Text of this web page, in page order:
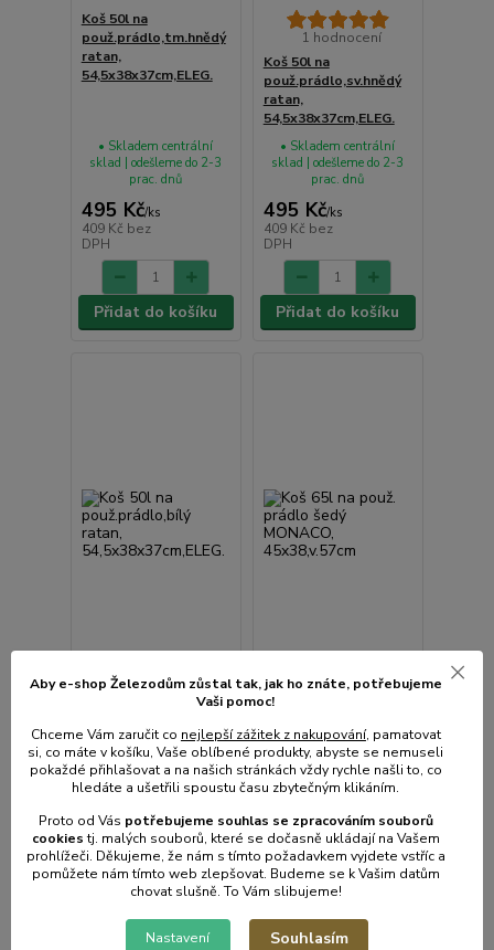
Koš 50l na
použ.prádlo,tm.hnědý
ratan,
54,5x38x37cm,ELEG.
495 Kč/ks
409 Kč bez
DPH
• Skladem centrální
sklad | odešleme do 2-3
prac. dnů
Přidat do košíku
1 hodnocení
Koš 50l na
použ.prádlo,sv.hnědý
ratan,
54,5x38x37cm,ELEG.
495 Kč/ks
409 Kč bez
DPH
• Skladem centrální
sklad | odešleme do 2-3
prac. dnů
Přidat do košíku
54,5x38x37cm,ELEG.
495 Kč/ ks
409 Kčbez
DPH
• Skladem centrální
sklad | odešleme do 2-3
Přidat do košíku
Koš 65l na použ.
45x38,v.57cm
455 Kč/ ks
376 Kčbez
DPH
• Skladem centrální
sklad | odešleme do 2-3
Přidat do košíku
Aby e-shop Železodům zůstal tak, jak ho znáte, potřebujeme
Vaši pomoc!
Chceme Vám zaručit co nejlepší zážitek z nakupování, pamatovat
si, co máte v košíku, Vaše oblíbené produkty, abyste se nemuseli
pokaždé přihlašovat a na našich stránkách vždy rychle našli to, co
hledáte a ušetřili spoustu času zbytečným klikáním.
Proto od Vás potřebujeme souhlas se zpracováním souborů
cookiestj. malých souborů, které se dočasně ukládají na Vašem
prohlížeči. Děkujeme, že nám s tímto požadavkem vyjdete vstříc a
pomůžete nám tímto web zlepšovat. Budeme se k Vašim datům
chovat slušně. To Vám slibujeme!
Nastavení Souhlasím